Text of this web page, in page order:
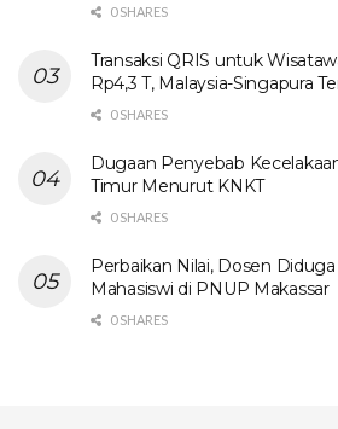
0 SHARES
Transaksi QRIS untuk
Rp4,3 T, Malaysia-Singapura
0 SHARES
Dugaan Penyebab
Timur Menurut KNKT
0 SHARES
Perbaikan Nilai, Dosen
Mahasiswi di PNUP Makassar
0 SHARES